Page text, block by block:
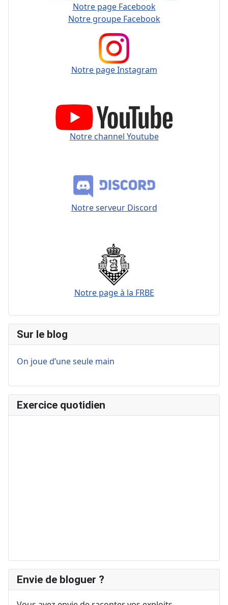
Notre page Facebook
Notre groupe Facebook
Notre page Instagram
Notre channel Youtube
Notre serveur Discord
Notre page à la FRBE
Sur le blog
On joue d’une seule main
Exercice quotidien
Envie de bloguer ?